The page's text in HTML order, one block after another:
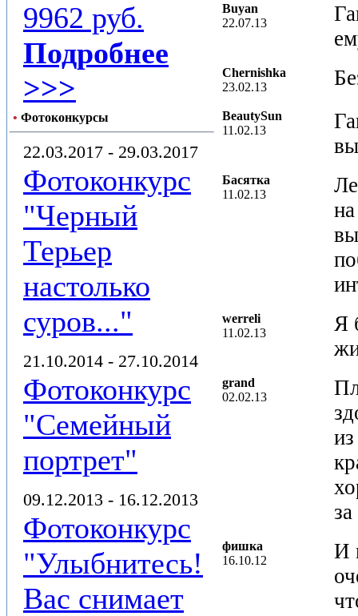
9962 руб.
Подробнее
>>>
• Фотоконкурсы
22.03.2017 - 29.03.2017
Фотоконкурс
"Черный
Терьер
настолько
суров..."
21.10.2014 - 27.10.2014
Фотоконкурс
"Семейный
портрет"
09.12.2013 - 16.12.2013
Фотоконкурс
"Улыбнитесь!
Вас снимает
Buyan
22.07.13
Chernishka
23.02.13
BeautySun
11.02.13
Басятка
11.02.13
werreli
11.02.13
Я
grand
02.02.13
фишка
16.10.12
И